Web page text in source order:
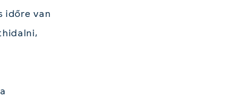
időre van